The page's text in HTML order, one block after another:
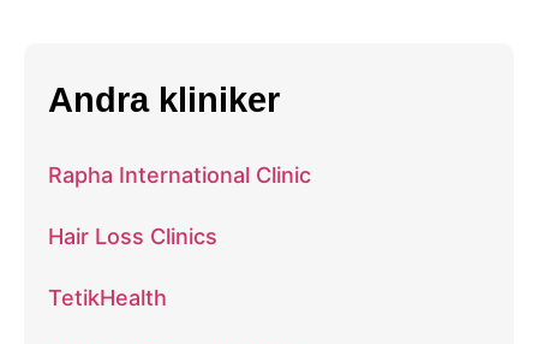
Andra kliniker
Rapha International Clinic
Hair Loss Clinics
TetikHealth